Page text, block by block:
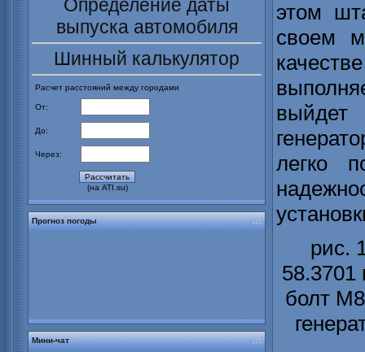
Определение даты
выпуска автомобиля
Шинный калькулятор
Расчет расстояний между городами
От:
До:
Через:
(на ATI.su)
Прогноз погоды
Мини-чат
этом
своем
легко
рис.
58.3701
болт